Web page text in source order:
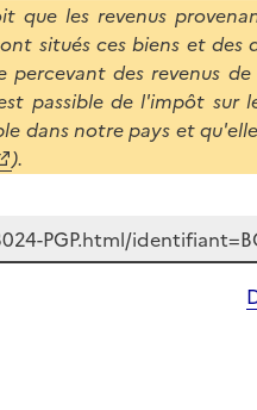
que les revenus
situés ces biens et des
percevant des revenus
passible de l'impôt sur
dans notre pays et
).